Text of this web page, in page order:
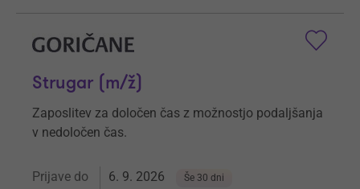
Strugar (m/ž)
Zaposlitev za določen čas z možnostjo podaljšanja
v nedoločen čas.
Prijave do 6. 9. 2026 Še 30 dni